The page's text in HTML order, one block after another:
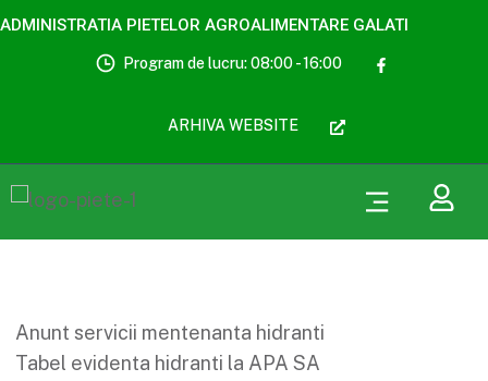
ADMINISTRATIA PIETELOR AGROALIMENTARE GALATI
Program de lucru: 08:00 - 16:00
ARHIVA WEBSITE
Anunt servicii mentenanta hidranti
Tabel evidenta hidranti la APA SA